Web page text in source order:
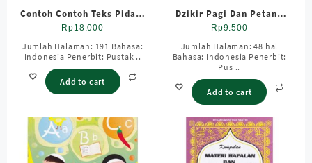
Contoh Contoh Teks Pidato
& Pedoman Pembawa
acara
Rp18.000
Jumlah Halaman: 191 Bahasa:
Indonesia Penerbit: Pustak ..
Add to cart
Dzikir Pagi Dan Petang
HVS ; SC; Kecil
Rp9.500
Jumlah Halaman: 48 hal
Bahasa: Indonesia Penerbit:
Pus ..
Add to cart